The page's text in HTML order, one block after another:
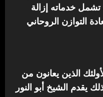
خدماته إزالة
التوازن الروحاني
الذين يعانون من
يقدم الشيخ أبو النور